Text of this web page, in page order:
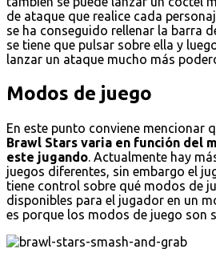
de ataque que realice cada
se ha conseguido rellenar la barra
se tiene que pulsar sobre ella y
lanzar un ataque mucho más
Modos de juego
En este punto conviene mencionar
Brawl Stars varia en función del
este jugando. Actualmente hay
juegos diferentes, sin embargo el
tiene control sobre qué modos de
disponibles para el jugador en un
es porque los modos de juego son